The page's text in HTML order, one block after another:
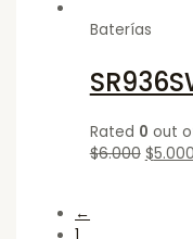
Baterías
Rated 0 out
$6.000 $5.000
←
1